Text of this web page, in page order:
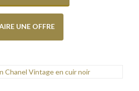
UNE OFFRE